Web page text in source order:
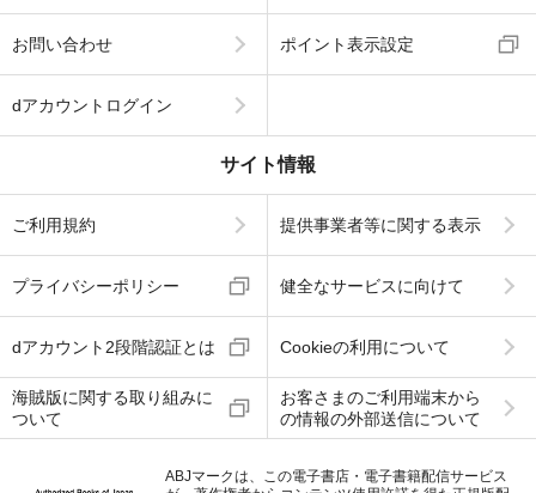
お問い合わせ ポイント表示設定
dアカウントログイン
サイト情報
ご利用規約 提供事業者等に関する表示
プライバシーポリシー 健全なサービスに向けて
dアカウント2段階認証とは Cookieの利用について
海賊版に関する取り組みに
ついて
お客さまのご利用端末から
の情報の外部送信について
ABJマークは、この電子書店・電子書籍配信サービス